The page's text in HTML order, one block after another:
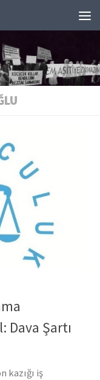
Dava Şartı
kazığı iş